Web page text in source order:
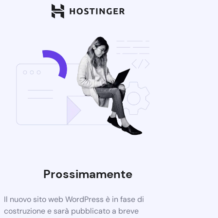
Prossimamente
Il nuovo sito web WordPress è in fase di
costruzione e sarà pubblicato a breve